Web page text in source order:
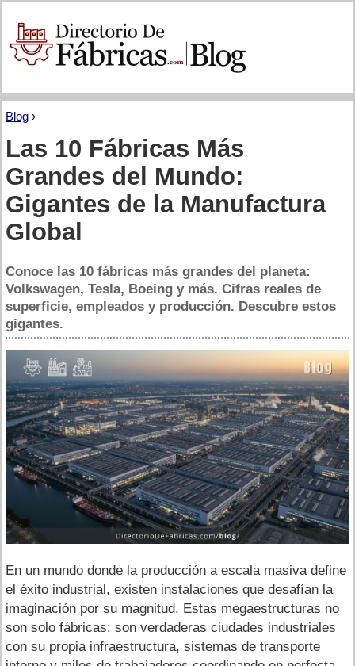
Blog ›
Las 10 Fábricas Más
Grandes del Mundo:
Gigantes de la Manufactura
Global
Conoce las 10 fábricas más grandes del planeta:
Volkswagen, Tesla, Boeing y más. Cifras reales de
superficie, empleados y producción. Descubre estos
gigantes.
En un mundo donde la producción a escala masiva define
el éxito industrial, existen instalaciones que desafían la
imaginación por su magnitud. Estas megaestructuras no
son solo fábricas; son verdaderas ciudades industriales
con su propia infraestructura, sistemas de transporte